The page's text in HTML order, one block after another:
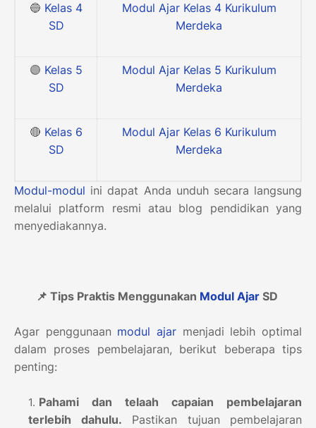
🔵 Kelas 4
SD
Modul Ajar Kelas 4 Kurikulum
Merdeka
🟣 Kelas 5
SD
Modul Ajar Kelas 5 Kurikulum
Merdeka
🔴 Kelas 6
SD
Modul Ajar Kelas 6 Kurikulum
Merdeka
Modul-modul ini dapat Anda unduh secara langsung
melalui platform resmi atau blog pendidikan yang
menyediakannya.
📌 Tips Praktis Menggunakan Modul AjarSD
Agar penggunaan modul ajar menjadi lebih optimal
dalam proses pembelajaran, berikut beberapa tips
penting:
Pahami dan telaah capaian pembelajaran
terlebih dahulu. Pastikan tujuan pembelajaran